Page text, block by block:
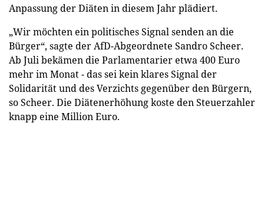
Anpassung der Diäten in diesem Jahr plädiert.
„Wir möchten ein politisches Signal senden an die
Bürger“, sagte der AfD-Abgeordnete Sandro Scheer.
Ab Juli bekämen die Parlamentarier etwa 400 Euro
mehr im Monat - das sei kein klares Signal der
Solidarität und des Verzichts gegenüber den Bürgern,
so Scheer. Die Diätenerhöhung koste den Steuerzahler
knapp eine Million Euro.